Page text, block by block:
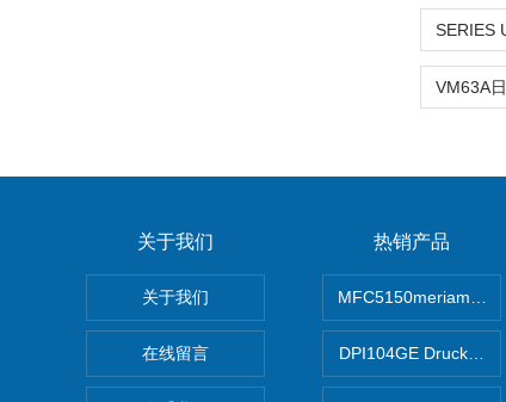
关于我们
关于我们
在线留言
热销产品
MFC5150meriam智能
DPI104GE Druck德鲁